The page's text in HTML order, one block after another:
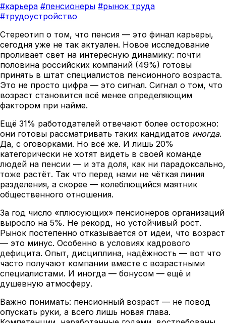
#карьера #пенсионеры #рынок труда
#трудоустройство
Стереотип о том, что пенсия — это финал карьеры,
сегодня уже не так актуален. Новое исследование
проливает свет на интересную динамику: почти
половина российских компаний (49%) готовы
принять в штат специалистов пенсионного возраста.
Это не просто цифра — это сигнал. Сигнал о том, что
возраст становится всё менее определяющим
фактором при найме.
Ещё 31% работодателей отвечают более осторожно:
они готовы рассматривать таких кандидатов иногда.
Да, с оговорками. Но всё же. И лишь 20%
категорически не хотят видеть в своей команде
людей на пенсии — и эта доля, как ни парадоксально,
тоже растёт. Так что перед нами не чёткая линия
разделения, а скорее — колеблющийся маятник
общественного отношения.
За год число «плюсующих» пенсионеров организаций
выросло на 5%. Не рекорд, но устойчивый рост.
Рынок постепенно отказывается от идеи, что возраст
— это минус. Особенно в условиях кадрового
дефицита. Опыт, дисциплина, надёжность — вот что
часто получают компании вместе с возрастными
специалистами. И иногда — бонусом — ещё и
душевную атмосферу.
Важно понимать: пенсионный возраст — не повод
опускать руки, а всего лишь новая глава.